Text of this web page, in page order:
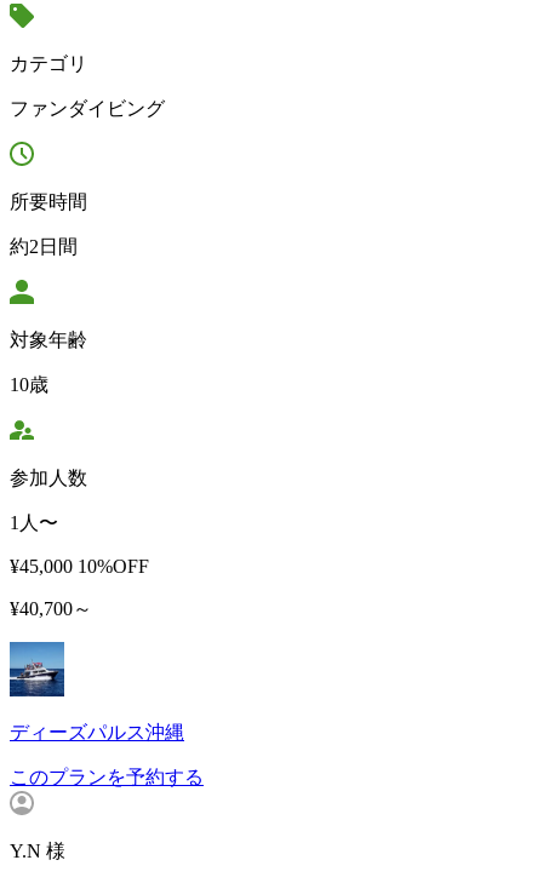
カテゴリ
ファンダイビング
所要時間
約2日間
対象年齢
10歳
参加人数
1人〜
¥45,000 10%OFF
¥40,700～
ディーズパルス沖縄
このプランを予約する
Y.N 様